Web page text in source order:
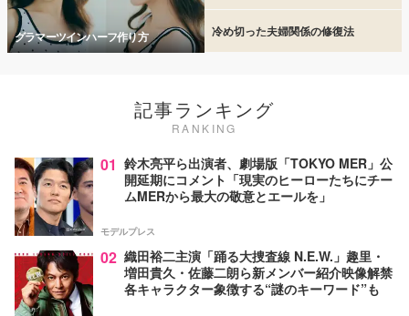
グラマーツインハーフ作り方 冷め切った夫婦関係の修復法
記事ランキング
RANKING
01 鈴木亮平ら出演者、劇場版「TOKYO MER」公
開延期にコメント「現実のヒーローたちにチー
ムMERから最大の敬意とエールを」
モデルプレス
02 織田裕二主演「踊る大捜査線 N.E.W.」趣里・
増田貴久・佐藤二朗ら新メンバー紹介映像解禁
各キャラクター象徴する“謎のキーワード”も